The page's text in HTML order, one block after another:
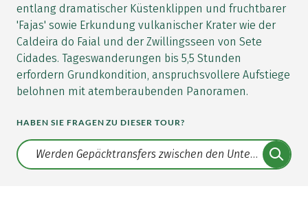
entlang dramatischer Küstenklippen und fruchtbarer
'Fajas' sowie Erkundung vulkanischer Krater wie der
Caldeira do Faial und der Zwillingsseen von Sete
Cidades. Tageswanderungen bis 5,5 Stunden
erfordern Grundkondition, anspruchsvollere Aufstiege
belohnen mit atemberaubenden Panoramen.
HABEN SIE FRAGEN ZU DIESER TOUR?
Translate: a11y.faq.search